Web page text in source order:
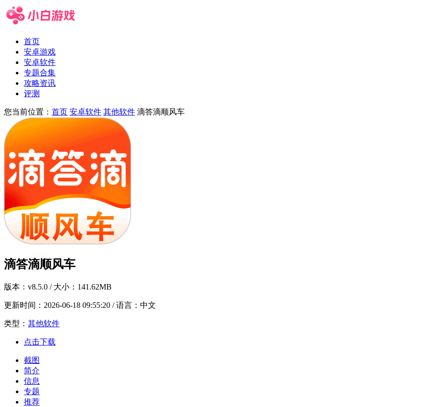
首页
安卓游戏
安卓软件
专题合集
攻略资讯
评测
您当前位置： 首页 安卓软件 其他软件 滴答滴顺风车
滴答滴顺风车
版本： v8.5.0 / 大小：141.62MB
更新时间： 2026-06-18 09:55:20 / 语言：中文
类型： 其他软件
点击下载
截图
简介
信息
专题
推荐